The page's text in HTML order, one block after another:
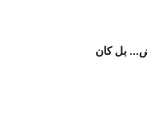
بل كان